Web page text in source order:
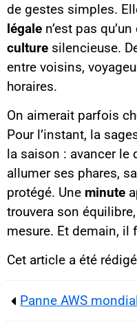
de gestes simples.
légale n’est pas
culture silencieuse.
entre voisins,
horaires.
On aimerait parfois
Pour l’instant, la
la saison : avancer le
allumer ses phares,
protégé. Une minute
trouvera son
mesure. Et demain, il
Cet article a été